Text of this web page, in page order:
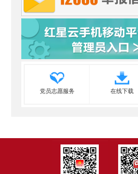
党员志愿服务 在线下载